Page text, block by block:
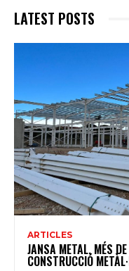
LATEST POSTS
ARTICLES
JANSA METAL, MÉS
CONSTRUCCIÓ